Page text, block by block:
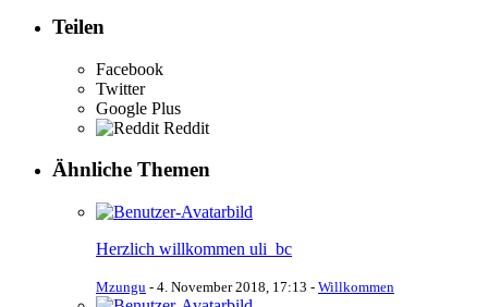
Teilen
Facebook
Twitter
Google Plus
Reddit
Ähnliche Themen
Herzlich willkommen uli_bc
Mzungu - 4. November 2018, 17:13 - Willkommen